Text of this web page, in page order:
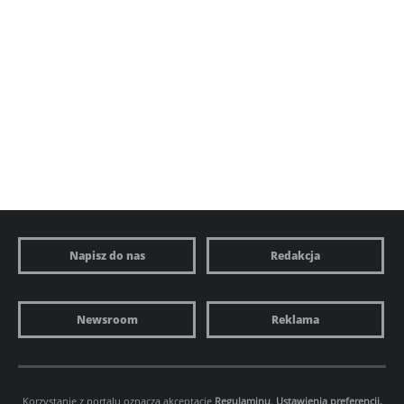
Napisz do nas Redakcja
Newsroom Reklama
Korzystanie z portalu oznacza akceptację Regulaminu. Ustawienia preferencji.